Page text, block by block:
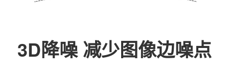
3D降噪 减少图像边噪点